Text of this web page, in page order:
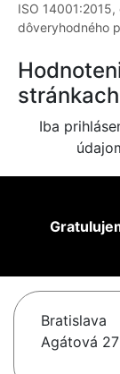
ISO
dôveryhodného
stránkach
Iba
Bratislava
Agátová 27